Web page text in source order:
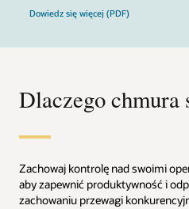
Dowiedz się więcej (PDF)
Dlaczego chmura
Zachowaj kontrolę nad swoimi
aby zapewnić produktywność i
zachowaniu przewagi